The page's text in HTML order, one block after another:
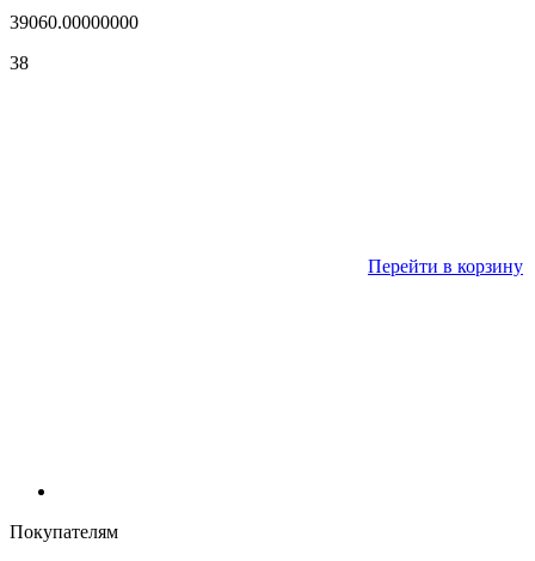
39060.00000000
38
Перейти в корзину
Покупателям